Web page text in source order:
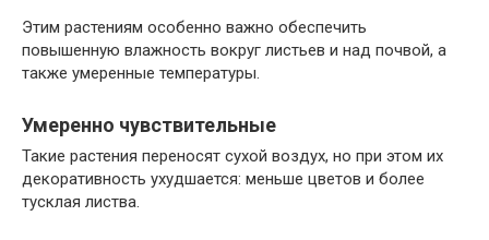
Этим растениям особенно важно обеспечить
повышенную влажность вокруг листьев и над почвой, а
также умеренные температуры.
Умеренно чувствительные
Такие растения переносят сухой воздух, но при этом их
декоративность ухудшается: меньше цветов и более
тусклая листва.